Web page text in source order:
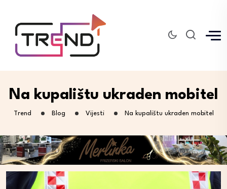
Na kupalištu ukraden mobitel
Trend Blog Vijesti Na kupalištu ukraden mobitel